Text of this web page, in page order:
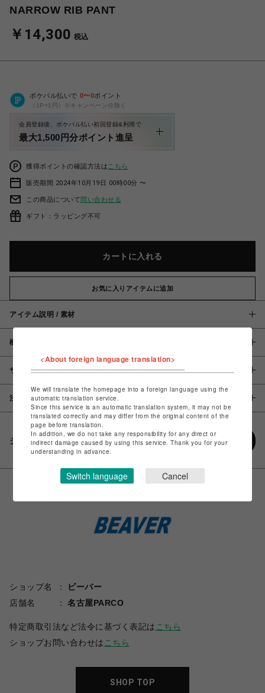
NARROW RIB PANT
￥14,300 税込
ポケパル払いで 0〜0ポイント
（1P=1円）※キャンペーン分除く
会員登録後、ポケパル払い初回登録&利用で
最大1,500円分ポイント進呈
獲得ポイントの確認方法は こちら
販売期間 2024年10月19日 00時00分 〜
この商品について問い合わせる
ギフト：ラッピング不可
カートに入れる
お気に入りアイテムに追加
アイテム説明 / 素材
概要
サイズ
注意事項
シェアする
ショップ名
ビーバー
店舗名
名古屋PARCO
特定商取引法など法令に基づく表記は こちら
ショップお問い合わせは こちら
SHOP TOP
<About foreign language translation>
We will translate the homepage into a foreign language using the
automatic translation service.
Since this service is an automatic translation system, it may not be
translated correctly and may differ from the original content of the
page before translation.
In addition, we do not take any responsibility for any direct or
indirect damage caused by using this service. Thank you for your
understanding in advance.
Switch language Cancel